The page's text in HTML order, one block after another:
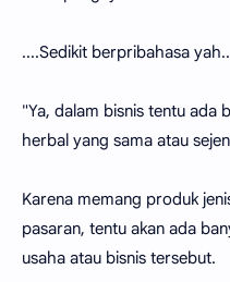
....Sedikit berpribahasa yah..
"Ya, dalam bisnis tentu ada
herbal yang sama atau
Karena memang produk
pasaran, tentu akan ada
usaha atau bisnis tersebut.